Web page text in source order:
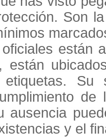
Son
están
están
Su
ausencia
y el